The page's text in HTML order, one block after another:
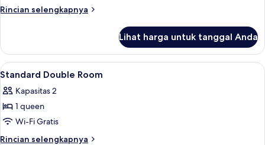
Rincian selengkapnya
Rincian
Kamar
Lihat harga untuk tanggal Anda
Lihat
semua
foto
untuk
Standard
Double
Brankas, meja kerja, ruang kerja
5
Standard Double Room
Kapasitas 2
1 queen
Wi-Fi Gratis
Rincian selengkapnya
Rincian